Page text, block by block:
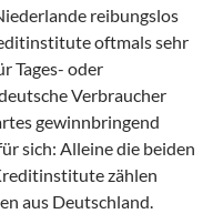
reibungslos
oftmals sehr
Tages- oder
Verbraucher
gewinnbringend
sich: Alleine die beiden
zählen
aus Deutschland.